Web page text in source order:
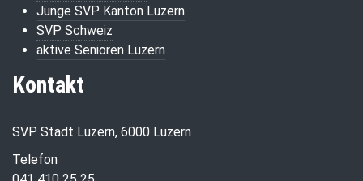
Junge SVP Kanton Luzern
SVP Schweiz
aktive Senioren Luzern
Kontakt
SVP Stadt Luzern, 6000 Luzern
Telefon